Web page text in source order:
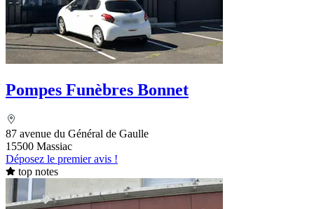
Pompes Funèbres Bonnet
87 avenue du Général de Gaulle
15500 Massiac
Déposez le premier avis !
top notes